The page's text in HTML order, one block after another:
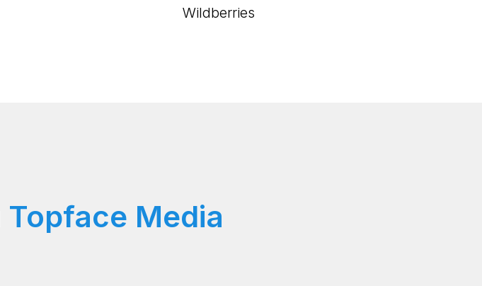
Wildberries
Topface Media